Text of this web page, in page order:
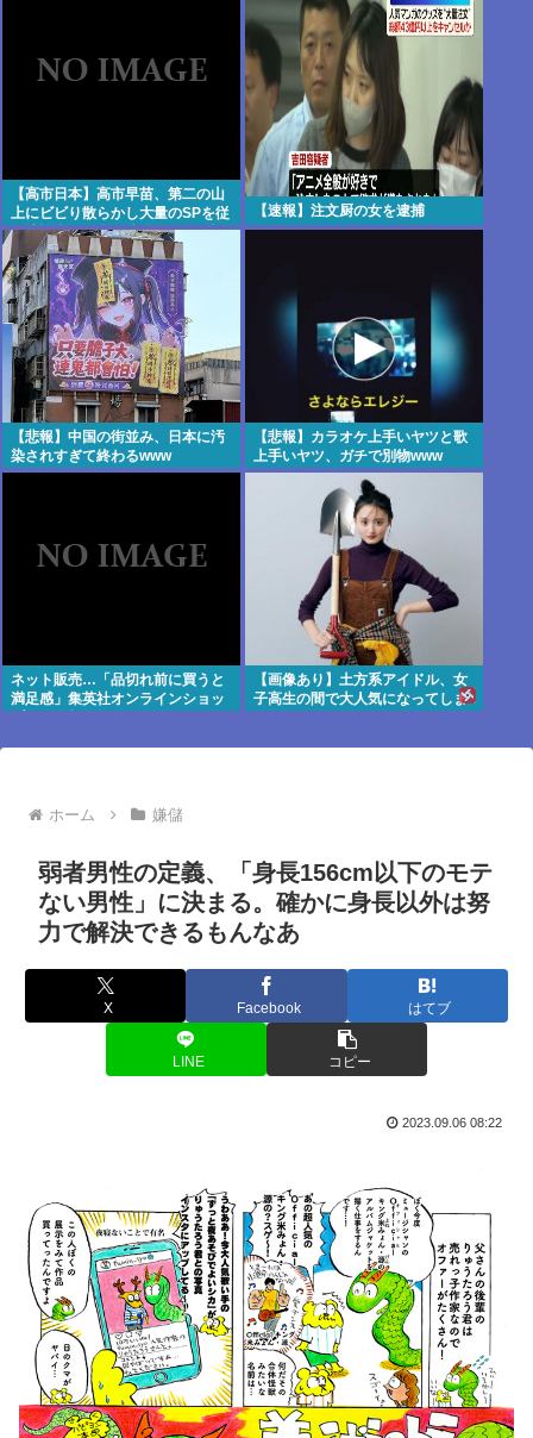
【高市日本】高市早苗、第二の山
上にビビり散らかし大量のSPを従
え演説台にも全面防弾ガラスを設
置
【速報】注文厨の女を逮捕
【悲報】中国の街並み、日本に汚
染されすぎて終わるwww
【悲報】カラオケ上手いヤツと歌
上手いヤツ、ガチで別物www
ネット販売…「品切れ前に買うと
満足感」集英社オンラインショッ
【画像あり】土方系アイドル、女
子高生の間で大人気になってしま
ホーム 嫌儲
弱者男性の定義、「身長156cm以下のモテ
ない男性」に決まる。確かに身長以外は努
力で解決できるもんなあ
X Facebook はてブ
LINE コピー
2023.09.06 08:22